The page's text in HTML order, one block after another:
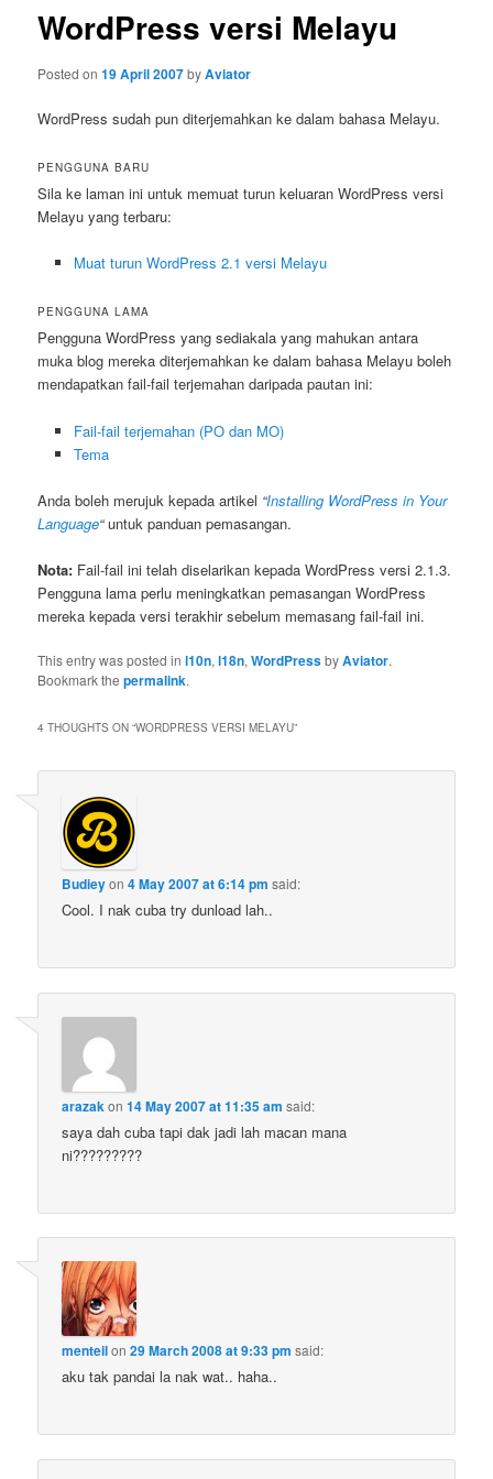
WordPress versi Melayu
Posted on19 April 2007byAviator
WordPress sudah pun diterjemahkan ke dalam bahasa Melayu.
PENGGUNA BARU
Sila ke laman ini untuk memuat turun keluaran WordPress versi
Melayu yang terbaru:
Muat turun WordPress 2.1 versi Melayu
PENGGUNA LAMA
Pengguna WordPress yang sediakala yang mahukan antara
muka blog mereka diterjemahkan ke dalam bahasa Melayu boleh
mendapatkan fail-fail terjemahan daripada pautan ini:
Fail-fail terjemahan (PO dan MO)
Tema
Anda boleh merujuk kepada artikel “Installing WordPress in Your
Language“untuk panduan pemasangan.
Nota: Fail-fail ini telah diselarikan kepada WordPress versi 2.1.3.
Pengguna lama perlu meningkatkan pemasangan WordPress
mereka kepada versi terakhir sebelum memasang fail-fail ini.
This entry was posted inl10n,l18n,WordPressbyAviator.
Bookmark thepermalink.
4 THOUGHTS ON “WORDPRESS VERSI MELAYU”
Budieyon4 May 2007 at 6:14 pm said:
Cool. I nak cuba try dunload lah..
arazakon14 May 2007 at 11:35 am said:
saya dah cuba tapi dak jadi lah macan mana
ni?????????
menteilon29 March 2008 at 9:33 pm said:
aku tak pandai la nak wat.. haha..